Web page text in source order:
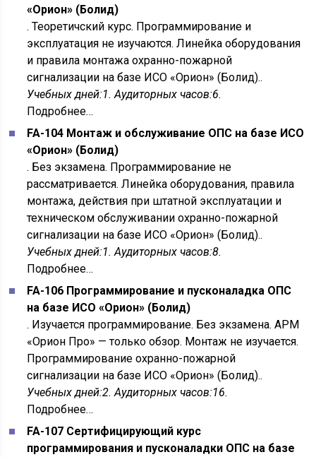
«Орион» (Болид)
. Теоретичский курс. Программирование и
эксплуатация не изучаются. Линейка оборудования
и правила монтажа охранно-пожарной
сигнализации на базе ИСО «Орион» (Болид)..
Учебных дней:1. Аудиторных часов:6.
Подробнее…
FA-104 Монтаж и обслуживание ОПС на базе ИСО
«Орион» (Болид)
. Без экзамена. Программирование не
рассматривается. Линейка оборудования, правила
монтажа, действия при штатной эксплуатации и
техническом обслуживании охранно-пожарной
сигнализации на базе ИСО «Орион» (Болид)..
Учебных дней:1. Аудиторных часов:8.
Подробнее…
FA-106 Программирование и пусконаладка ОПС
на базе ИСО «Орион» (Болид)
. Изучается программирование. Без экзамена. АРМ
«Орион Про» — только обзор. Монтаж не изучается.
Программирование охранно-пожарной
сигнализации на базе ИСО «Орион» (Болид)..
Учебных дней:2. Аудиторных часов:16.
Подробнее…
FA-107 Сертифицирующий курс
программирования и пусконаладки ОПС на базе